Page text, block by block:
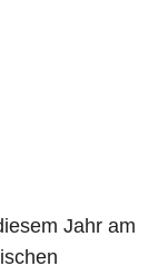
Jahr am